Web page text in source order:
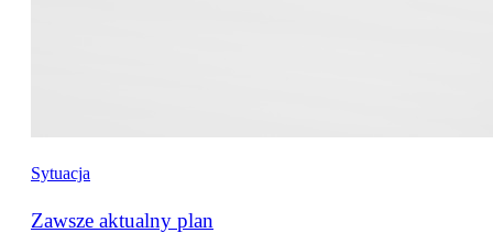
Sytuacja
Zawsze aktualny plan